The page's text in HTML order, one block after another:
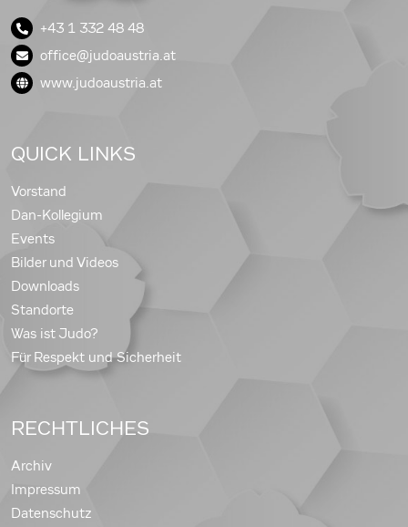
+43 1 332 48 48
office@judoaustria.at
www.judoaustria.at
QUICK LINKS
Vorstand
Dan-Kollegium
Events
Bilder und Videos
Downloads
Standorte
Was ist Judo?
Für Respekt und Sicherheit
RECHTLICHES
Archiv
Impressum
Datenschutz